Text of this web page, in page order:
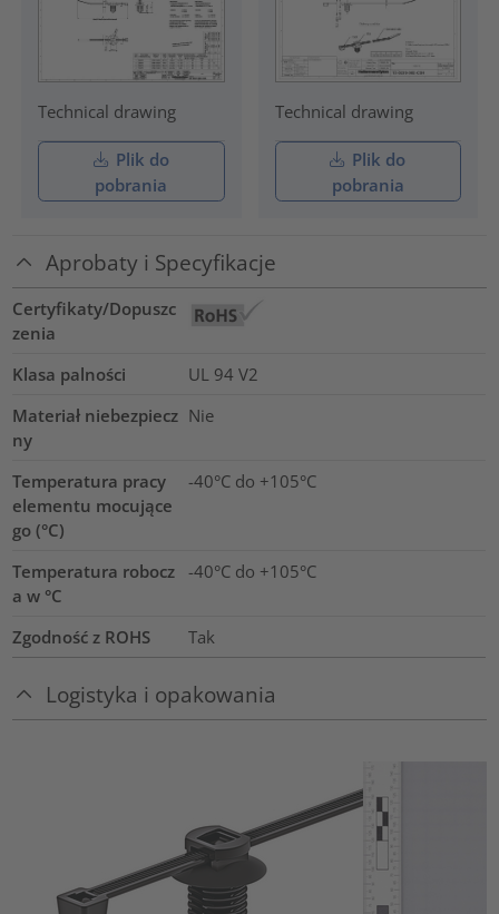
Technical drawing
Plik do
pobrania
Technical drawing
Plik do
pobrania
Aprobaty i Specyfikacje
Certyfikaty/Dopuszc
zenia
Klasa palności
UL 94 V2
Materiał niebezpiecz
ny
Nie
Temperatura pracy
elementu mocujące
go (°C)
-40°C do +105°C
Temperatura robocz
a w °C
-40°C do +105°C
Zgodność z ROHS Tak
Logistyka i opakowania